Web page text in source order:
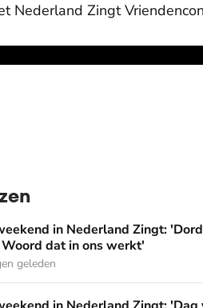
Nederland Zingt
Zingt: 'Dordrecht deel 2'
in Nederland Zingt:
dat in ons werkt'
geleden